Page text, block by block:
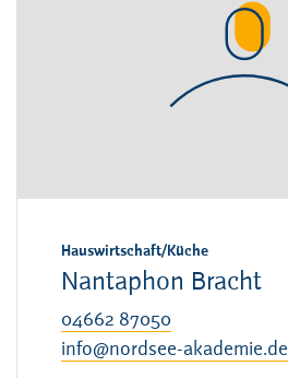
Hauswirtschaft/Küche
Nantaphon Bracht
04662 87050
info@nordsee-akademie.de